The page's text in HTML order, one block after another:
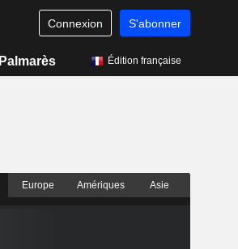
Connexion S'abonner
Palmarès Édition française
Europe Amériques Asie